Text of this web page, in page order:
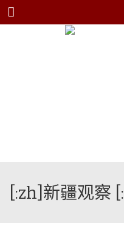
Menu
[:zh]新疆观察 [:]